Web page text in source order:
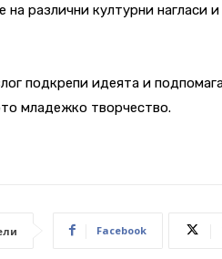
на различни културни нагласи
подкрепи идеята и
младежко творчество.
Facebook